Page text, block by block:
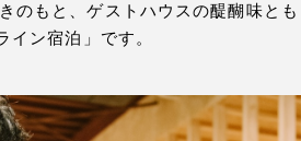
のもと、ゲストハウスの醍醐味とも
ン宿泊」です。